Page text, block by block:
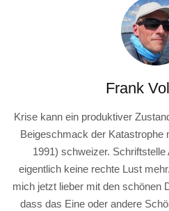
Frank
Krise kann ein produktiver
Beigeschmack der Katastrophe
1991) schweizer.
eigentlich keine rechte Lust
mich jetzt lieber mit den schönen
dass das Eine oder andere